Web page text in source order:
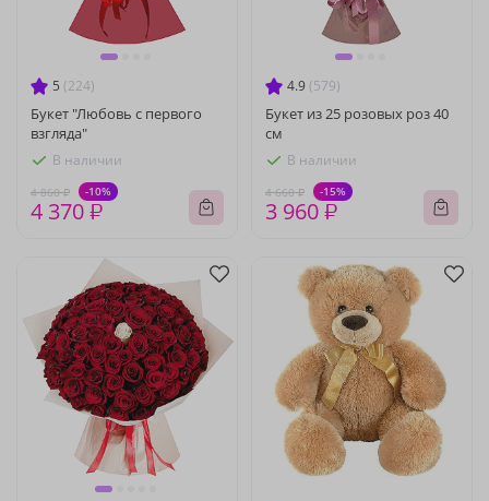
5 (224)
Букет "Любовь с первого
взгляда"
В наличии
4 860 ₽ -10%
4 370 ₽
4.9 (579)
Букет из 25 розовых роз 40
см
В наличии
4 660 ₽ -15%
3 960 ₽